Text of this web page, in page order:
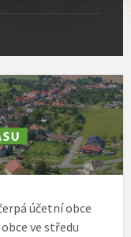
účetní obce
ve středu